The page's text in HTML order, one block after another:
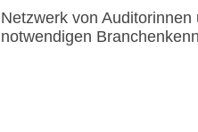
Netzwerk von
notwendigen